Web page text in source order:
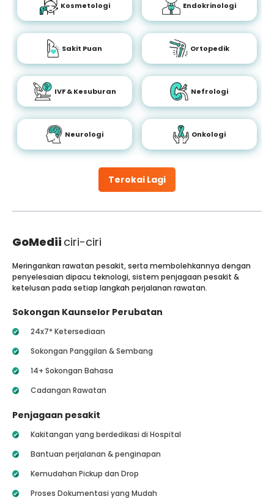
Terokai Lagi
Kosmetologi Endokrinologi
Sakit Puan Ortopedik
IVF & Kesuburan Nefrologi
Neurologi Onkologi
GoMedii ciri-ciri
Meringankan rawatan pesakit, serta membolehkannya dengan
penyelesaian dipacu teknologi, sistem penjagaan pesakit &
ketelusan pada setiap langkah perjalanan rawatan.
Sokongan Kaunselor Perubatan
24x7* Ketersediaan
Sokongan Panggilan & Sembang
14+ Sokongan Bahasa
Cadangan Rawatan
Penjagaan pesakit
Kakitangan yang berdedikasi di Hospital
Bantuan perjalanan & penginapan
Kemudahan Pickup dan Drop
Proses Dokumentasi yang Mudah